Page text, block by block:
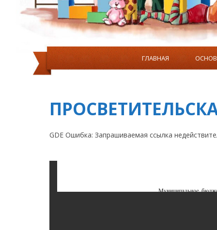
ГЛАВНАЯ
ИНФОРМАЦИЯ О НАЛИЧИИ ОБОРУДОВАННЫХ
GDE Ошибка: Запрашиваемая ссылка